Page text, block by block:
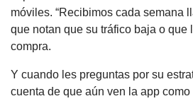
móviles. “Recibimos cada semana
que notan que su tráfico baja o que
compra.
Y cuando les preguntas por su
cuenta de que aún ven la app como